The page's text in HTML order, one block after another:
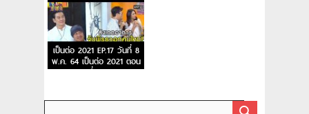
เป็นต่อ 2021 EP.17 วันที่ 8
พ.ค. 64 เป็นต่อ 2021 ตอน
ที่ 17